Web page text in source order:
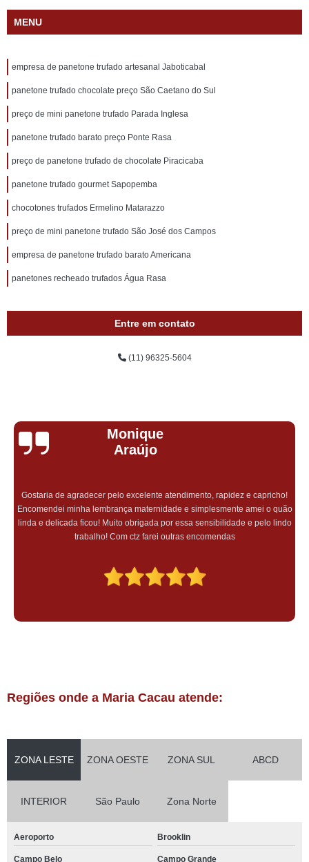
MENU
empresa de panetone trufado artesanal Jaboticabal
panetone trufado chocolate preço São Caetano do Sul
preço de mini panetone trufado Parada Inglesa
panetone trufado barato preço Ponte Rasa
preço de panetone trufado de chocolate Piracicaba
panetone trufado gourmet Sapopemba
chocotones trufados Ermelino Matarazzo
preço de mini panetone trufado São José dos Campos
empresa de panetone trufado barato Americana
panetones recheado trufados Água Rasa
Entre em contato
(11) 96325-5604
Monique
Araújo
Gostaria de agradecer pelo excelente atendimento, rapidez e capricho!
Encomendei minha lembrança maternidade e simplesmente amei o quão
linda e delicada ficou! Muito obrigada por essa sensibilidade e pelo lindo
trabalho! Com ctz farei outras encomendas
Regiões onde a Maria Cacau atende:
ZONA LESTE ZONA OESTE ZONA SUL ABCD
INTERIOR São Paulo Zona Norte
Aeroporto Brooklin
Campo Belo Campo Grande